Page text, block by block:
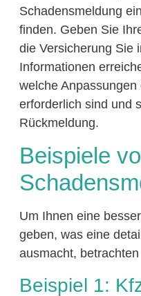
Schadensmeldung
finden. Geben Sie
die Versicherung Sie
Informationen
welche
erforderlich sind und
Rückmeldung.
Beispiele
Um Ihnen eine
geben, was eine
ausmacht,
Beispiel 1: